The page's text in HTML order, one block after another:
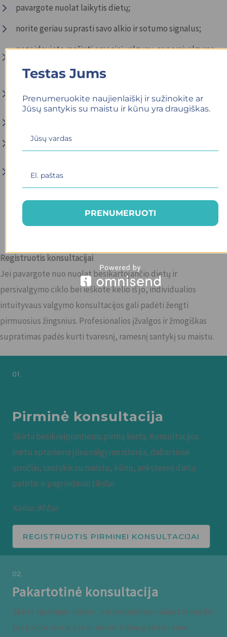
pavargote nuolat laikytis dietų;
norite geriau suprasti savo alkio ir sotumo signalus;
pageidaujate mažinti emocinį valgymą ar persivalgymo
skirstymo;
siekiate kurti tvaresnius, švelnesnius valgymo įpročius;
kūnas jūsų neklauso.
Registruotis konsultacijai
Jei pavargote nuo nuolat besikartojančio dietų ir
persivalgymo ciklo bei ieškote kelio iš jo, individualios
intuityvaus valgymo konsultacijos gali padėti žengti
pirmuosius žingsnius. Profesionalios įžvalgos ir žmogiškas
supratimas padės kurti tvaresnį, ramesnį santykį su maistu.
01.
Pirminė konsultacija
Skirta besikreipiantiems pirmą kartą. Konsultacijos
metu aptariama jūsų valgymo istorija, dabartiniai
įpročiai, santykis su maistu, kūnu, ankstesnė dietų
patirtis ir pagrindiniai tikslai.
Kaina: 90 Eur
REGISTRUOTIS PIRMINEI KONSULTACIJAI
02.
Pakartotinė konsultacija
Skirta tęstiniam darbui, kai kreipiamasi pakartotinai dėl
tos pačios situacijos ar norint toliau gilintis į savo
Testas Jums
Prenumeruokite naujienlaiškį ir sužinokite ar
Jūsų santykis su maistu ir kūnu yra draugiškas.
PRENUMERUOTI